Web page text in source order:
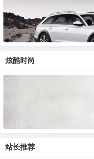
炫酷时尚
站长推荐